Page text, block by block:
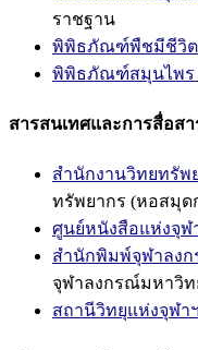
ราชฐาน
พิพิธภัณฑ์พืชมีชีวิต
พิพิธภัณฑ์สมุนไพร
สารสนเทศและการสื่อสา
สำนักงานวิทยทรัพ
ทรัพยากร (หอสมุด
ศูนย์หนังสือแห่งจุฬ
สำนักพิมพ์จุฬาลง
จุฬาลงกรณ์มหาวิท
สถานีวิทยุแห่งจุฬาฯ